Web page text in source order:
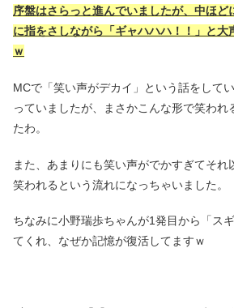
序盤はさらっと進んでいましたが、中ほど
に指をさしながら「ギャハハハ！！」と大
ｗ
MCで「笑い声がデカイ」という話をして
っていましたが、まさかこんな形で笑われ
たわ。
また、あまりにも笑い声がでかすぎてそれ
笑われるという流れになっちゃいました。
ちなみに小野瑞歩ちゃんが1発目から「ス
てくれ、なぜか記憶が復活してますｗ